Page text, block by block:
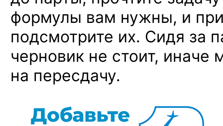
формулы вам нужны, и
подсмотрите их. Сидя за
черновик не стоит, иначе
на пересдачу.